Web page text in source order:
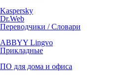
Kaspersky
Dr.Web
Переводчики / Словари
ABBYY Lingvo
Прикладные
ПО для дома и офиса